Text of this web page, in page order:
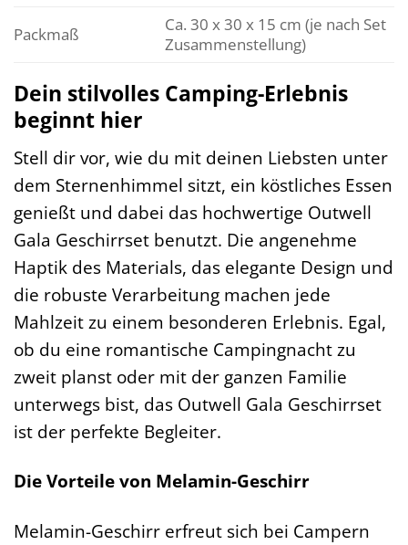
Packmaß
Ca. 30 x 30 x 15 cm (je nach Set
Zusammenstellung)
Dein stilvolles Camping-Erlebnis
beginnt hier
Stell dir vor, wie du mit deinen Liebsten unter
dem Sternenhimmel sitzt, ein köstliches Essen
genießt und dabei das hochwertige Outwell
Gala Geschirrset benutzt. Die angenehme
Haptik des Materials, das elegante Design und
die robuste Verarbeitung machen jede
Mahlzeit zu einem besonderen Erlebnis. Egal,
ob du eine romantische Campingnacht zu
zweit planst oder mit der ganzen Familie
unterwegs bist, das Outwell Gala Geschirrset
ist der perfekte Begleiter.
Die Vorteile von Melamin-Geschirr
Melamin-Geschirr erfreut sich bei Campern